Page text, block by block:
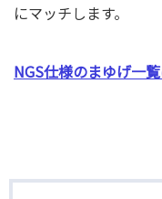
にマッチします。
NGS仕様のまゆげ一覧